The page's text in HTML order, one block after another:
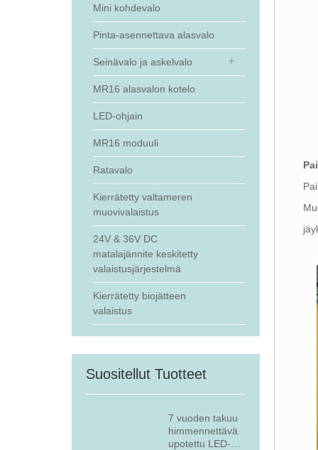
Mini kohdevalo
Pinta-asennettava alasvalo
Seinävalo ja askelvalo
MR16 alasvalon kotelo
LED-ohjain
MR16 moduuli
Ratavalo
Kierrätetty valtameren
muovivalaistus
24V & 36V DC
matalajännite keskitetty
valaistusjärjestelmä
Kierrätetty biojätteen
valaistus
Suositellut Tuotteet
7 vuoden takuu
himmennettävä
upotettu LED-